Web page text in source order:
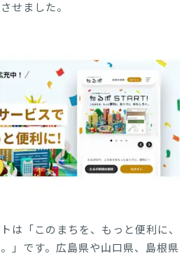
せました。
は「このまちを、もっと便利に、
」です。広島県や山口県、島根県